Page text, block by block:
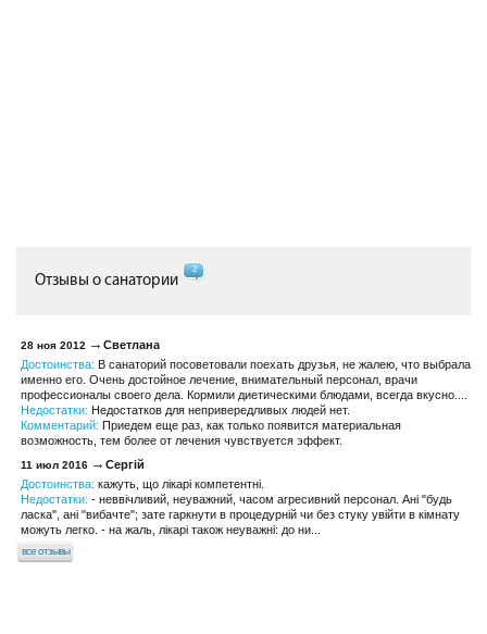
Отзывы о санатории
2
28 ноя 2012
Светлана
Достоинства: В санаторий посоветовали поехать друзья, не жалею, что выбрала
именно его. Очень достойное лечение, внимательный персонал, врачи
профессионалы своего дела. Кормили диетическими блюдами, всегда вкусно....
Недостатки: Недостатков для непривередливых людей нет.
Комментарий: Приедем еще раз, как только появится материальная
возможность, тем более от лечения чувствуется эффект.
11 июл 2016
Сергій
Достоинства: кажуть, що лікарі компетентні.
Недостатки: - неввічливий, неуважний, часом агресивний персонал. Ані "будь
ласка", ані "вибачте"; зате гаркнути в процедурній чи без стуку увійти в кімнату
можуть легко. - на жаль, лікарі також неуважні: до ни...
все отзывы